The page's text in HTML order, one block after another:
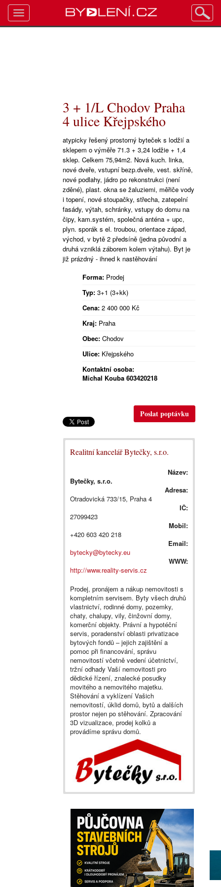
3 + 1/L Chodov Praha
4 ulice Křejpského
atypicky řešený prostorný byteček s lodžií a
sklepem o výměře 71.3 + 3,24 lodžie + 1,4
sklep. Celkem 75,94m2. Nová kuch. linka,
nové dveře, vstupní bezp.dveře, vest. skříně,
nové podlahy, jádro po rekonstrukci (není
zděné), plast. okna se žaluziemi, měřiče vody
i topení, nové stoupačky, střecha, zatepelní
fasády, výtah, schránky, vstupy do domu na
čipy, kam.systém, společná anténa + upc,
plyn. sporák s el. troubou, orientace západ,
východ, v bytě 2 předsíně (jedna původní a
druhá vzniklá záborem kolem výtahu). Byt je
již prázdný - ihned k nastěhování
Forma: Prodej
Typ: 3+1 (3+kk)
Cena: 2 400 000 Kč
Kraj: Praha
Obec: Chodov
Ulice: Křejpského
Kontaktní osoba:
Michal Kouba 603420218
Poslat poptávku
Realitní kancelář Bytečky, s.r.o.
Název:
Bytečky, s.r.o.
Adresa:
Otradovická 733/15, Praha 4
IČ:
27099423
Mobil:
+420 603 420 218
Email:
bytecky@bytecky.eu
WWW:
http://www.reality-servis.cz
Prodej, pronájem a nákup nemovitosti s
kompletním servisem. Byty všech druhů
vlastnictví, rodinné domy, pozemky,
chaty, chalupy, vily, činžovní domy,
komerční objekty. Právní a hypotéční
servis, poradenství oblasti privatizace
bytových fondů – jejich zajištění a
pomoc při financování, správu
nemovitostí včetně vedení účetnictví,
tržní odhady Vaší nemovitosti pro
dědické řízení, znalecké posudky
movitého a nemovitého majetku.
Stěhování a vyklízení Vašich
nemovitostí, úklid domů, bytů a dalších
prostor nejen po stěhování. Zpracování
3D vizualizace, prodej kolků a
provádíme správu domů.
Toggle
navigation